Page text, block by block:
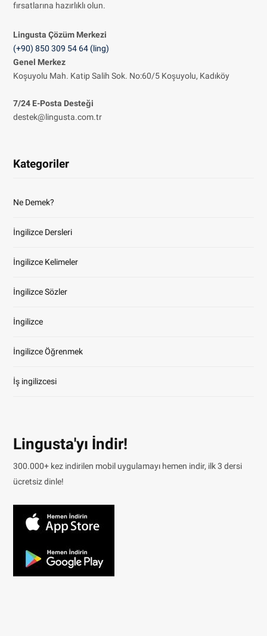
fırsatlarına hazırlıklı olun.
Lingusta Çözüm Merkezi
(+90) 850 309 54 64 (ling)
Genel Merkez
Koşuyolu Mah. Katip Salih Sok. No:60/5 Koşuyolu, Kadıköy
7/24 E-Posta Desteği
destek@lingusta.com.tr
Kategoriler
Ne Demek?
İngilizce Dersleri
İngilizce Kelimeler
İngilizce Sözler
İngilizce
İngilizce Öğrenmek
İş ingilizcesi
Lingusta'yı İndir!
300.000+ kez indirilen mobil uygulamayı hemen indir, ilk 3 dersi
ücretsiz dinle!